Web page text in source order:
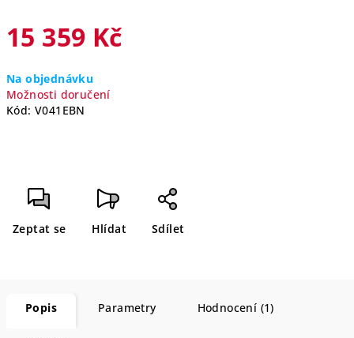
15 359 Kč
cena:
Na objednávku
Možnosti doručení
Kód: V041EBN
Zeptat se Hlídat Sdílet
Popis Parametry Hodnocení (1)